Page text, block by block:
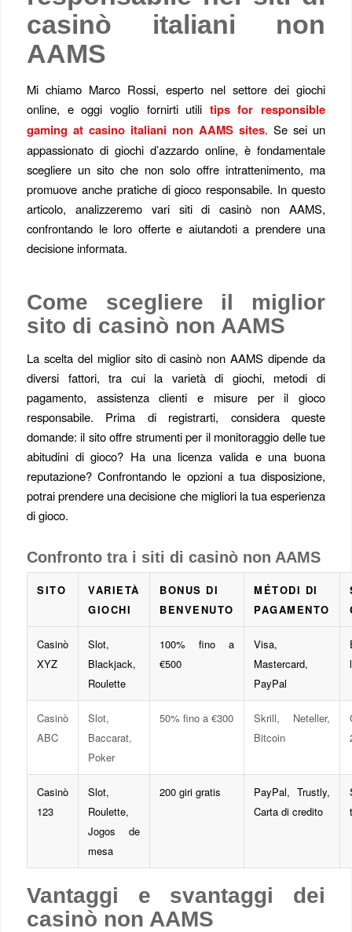
casinò italiani non
AAMS
Mi chiamo Marco Rossi, esperto nel settore dei giochi
online, e oggi voglio fornirti utili tips for responsible
gaming at casino italiani non AAMS sites. Se sei un
appassionato di giochi d’azzardo online, è fondamentale
scegliere un sito che non solo offre intrattenimento, ma
promuove anche pratiche di gioco responsabile. In questo
articolo, analizzeremo vari siti di casinò non AAMS,
confrontando le loro offerte e aiutandoti a prendere una
decisione informata.
Come scegliere il miglior
sito di casinò non AAMS
La scelta del miglior sito di casinò non AAMS dipende da
diversi fattori, tra cui la varietà di giochi, metodi di
pagamento, assistenza clienti e misure per il gioco
responsabile. Prima di registrarti, considera queste
domande: il sito offre strumenti per il monitoraggio delle tue
abitudini di gioco? Ha una licenza valida e una buona
reputazione? Confrontando le opzioni a tua disposizione,
potrai prendere una decisione che migliori la tua esperienza
di gioco.
Confronto tra i siti di casinò non AAMS
SITO
VARIETÀ
GIOCHI
BONUS DI
BENVENUTO
MÉTODI DI
PAGAMENTO
Casinò
XYZ
Slot,
Blackjack,
Roulette
100% fino a
€500
Visa,
Mastercard,
PayPal
Casinò
ABC
Slot,
Baccarat,
Poker
50% fino a €300
Skrill, Neteller,
Bitcoin
Casinò
123
Slot,
Roulette,
Jogos de
mesa
200 giri gratis
PayPal, Trustly,
Carta di credito
Vantaggi e svantaggi dei
casinò non AAMS